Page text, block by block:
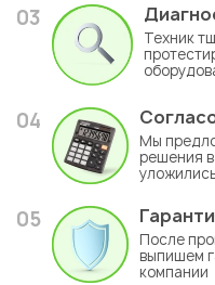
03
Техник
04
Мы
решения
05
После
выпишем
компании